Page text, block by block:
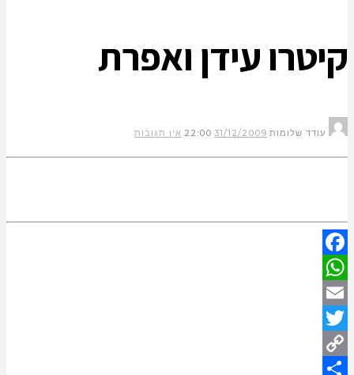
קיטרו עידן ואפרת
עודד שלומות 31/12/2009
22:00 אין תגובות
Facebook
WhatsApp
Email
Twitter
Copy